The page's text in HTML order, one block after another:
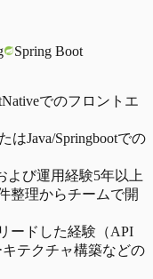
Spring Boot
でのフロントエ
はJava/Springbootでの
よび運用経験5年以上
整理からチームで開
ードした経験（API
テクチャ構築などの